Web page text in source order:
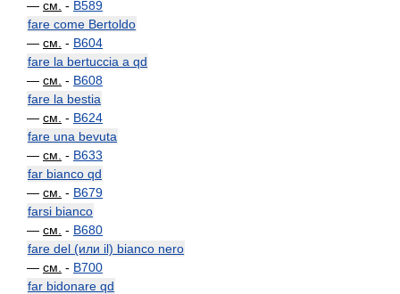
— см. - B589
fare come Bertoldo
— см. - B604
fare la bertuccia a qd
— см. - B608
fare la bestia
— см. - B624
fare una bevuta
— см. - B633
far bianco qd
— см. - B679
farsi bianco
— см. - B680
fare del (или il) bianco nero
— см. - B700
far bidonare qd